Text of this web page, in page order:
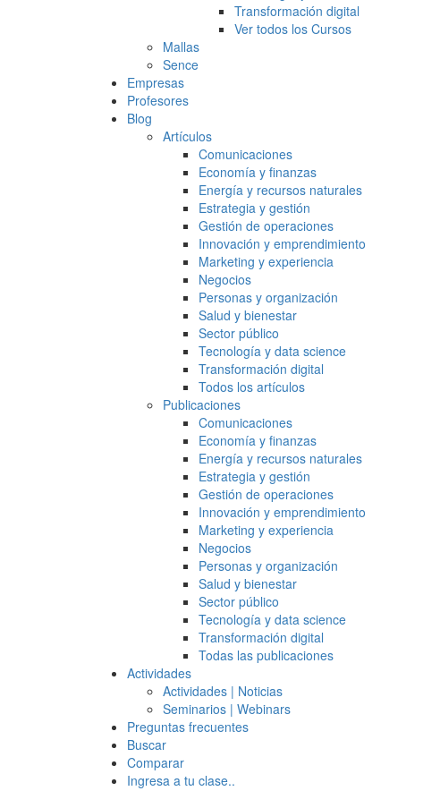
Transformación digital
Ver todos los Cursos
Mallas
Sence
Empresas
Profesores
Blog
Artículos
Comunicaciones
Economía y finanzas
Energía y recursos naturales
Estrategia y gestión
Gestión de operaciones
Innovación y emprendimiento
Marketing y experiencia
Negocios
Personas y organización
Salud y bienestar
Sector público
Tecnología y data science
Transformación digital
Todos los artículos
Publicaciones
Comunicaciones
Economía y finanzas
Energía y recursos naturales
Estrategia y gestión
Gestión de operaciones
Innovación y emprendimiento
Marketing y experiencia
Negocios
Personas y organización
Salud y bienestar
Sector público
Tecnología y data science
Transformación digital
Todas las publicaciones
Actividades
Actividades | Noticias
Seminarios | Webinars
Preguntas frecuentes
Buscar
Comparar
Ingresa a tu clase..